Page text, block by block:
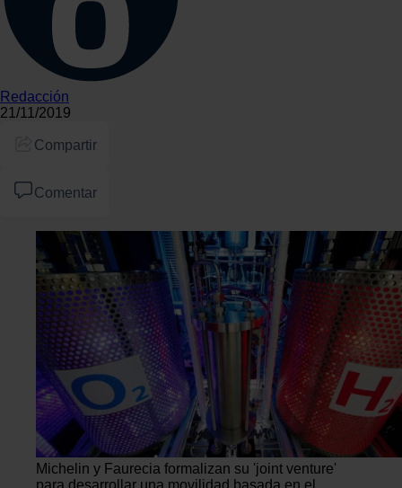
Redacción
21/11/2019
Compartir
Comentar
Michelin y Faurecia formalizan su 'joint venture'
para desarrollar una movilidad basada en el